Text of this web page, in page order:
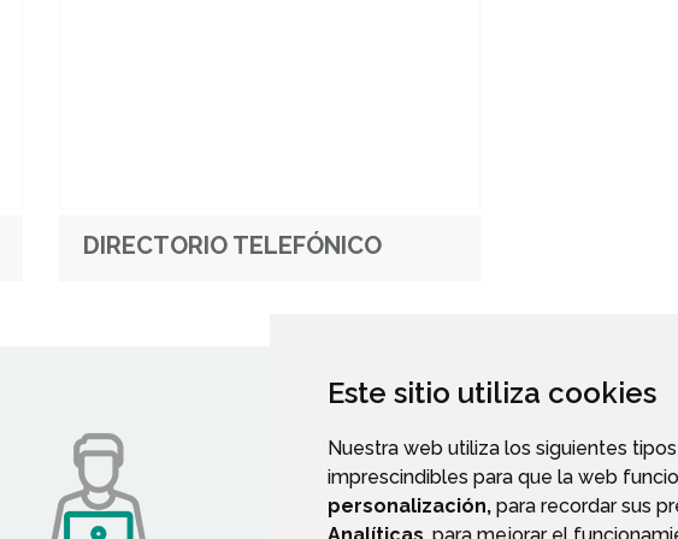
Este sitio utiliza cookies
Nuestra web utiliza los siguientes
imprescindibles para que la web
personalización, para recordar sus
DIRECTORIO TELEFÓNICO